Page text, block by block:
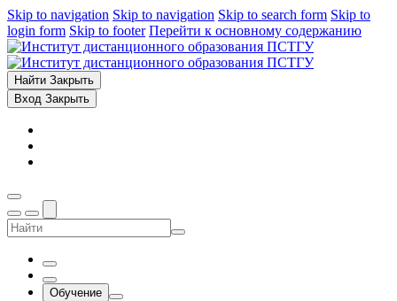
Skip to navigation Skip to navigation Skip to search form Skip to
login form Skip to footer Перейти к основному содержанию
Найти Закрыть
Вход Закрыть
Обучение